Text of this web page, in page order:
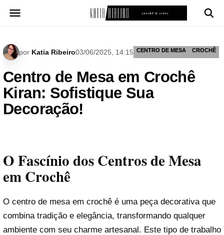
para
por Katia Ribeiro03/06/2025, 14:15 CENTRO DE MESA CROCHÊ
Centro de Mesa em Crochê
Kiran: Sofistique Sua
Decoração!
O Fascínio dos Centros de Mesa
em Crochê
O centro de mesa em crochê é uma peça decorativa que
combina tradição e elegância, transformando qualquer
ambiente com seu charme artesanal. Este tipo de trabalho